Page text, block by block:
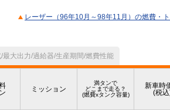
レーザー（96年10月～98年11月）の燃費・
最大出力/過給器/生産期間/燃費性能
ミッション
満タンで
どこまで走る？
(燃費xタンク容量)
新車時
(税